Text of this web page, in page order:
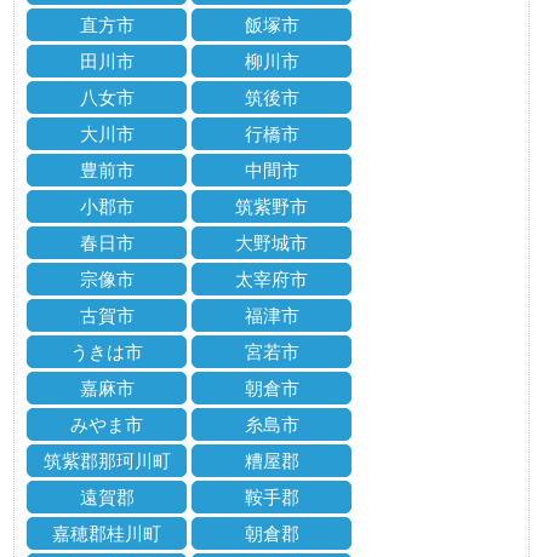
直方市
飯塚市
田川市
柳川市
八女市
筑後市
大川市
行橋市
豊前市
中間市
小郡市
筑紫野市
春日市
大野城市
宗像市
太宰府市
古賀市
福津市
うきは市
宮若市
嘉麻市
朝倉市
みやま市
糸島市
筑紫郡那珂川町
糟屋郡
遠賀郡
鞍手郡
嘉穂郡桂川町
朝倉郡